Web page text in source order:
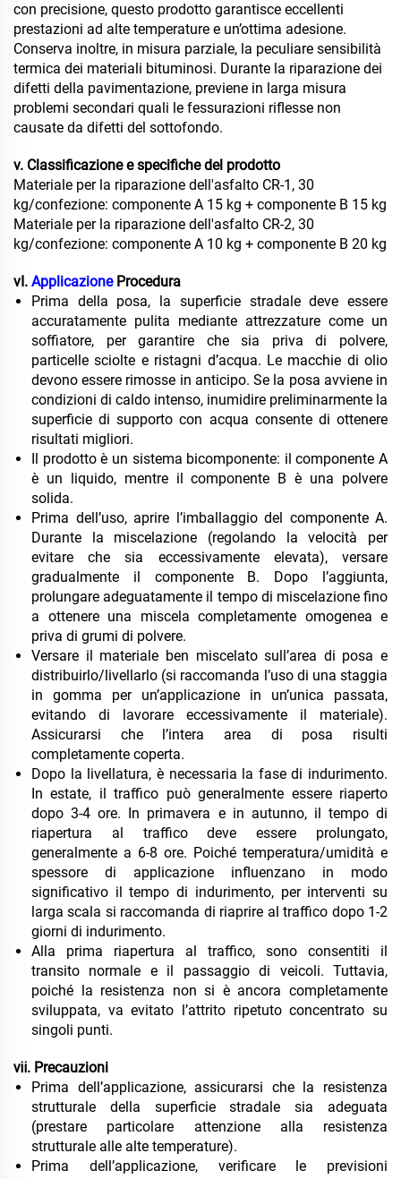
con precisione, questo prodotto garantisce eccellenti
prestazioni ad alte temperature e un’ottima adesione.
Conserva inoltre, in misura parziale, la peculiare sensibilità
termica dei materiali bituminosi. Durante la riparazione dei
difetti della pavimentazione, previene in larga misura
problemi secondari quali le fessurazioni riflesse non
causate da difetti del sottofondo.
v. Classificazione e specifiche del prodotto
Materiale per la riparazione dell'asfalto CR-1, 30
kg/confezione: componente A 15 kg + componente B 15 kg
Materiale per la riparazione dell'asfalto CR-2, 30
kg/confezione: componente A 10 kg + componente B 20 kg
vI. Applicazione Procedura
Prima della posa, la superficie stradale deve essere
accuratamente pulita mediante attrezzature come un
soffiatore, per garantire che sia priva di polvere,
particelle sciolte e ristagni d’acqua. Le macchie di olio
devono essere rimosse in anticipo. Se la posa avviene in
condizioni di caldo intenso, inumidire preliminarmente la
superficie di supporto con acqua consente di ottenere
risultati migliori.
Il prodotto è un sistema bicomponente: il componente A
è un liquido, mentre il componente B è una polvere
solida.
Prima dell’uso, aprire l’imballaggio del componente A.
Durante la miscelazione (regolando la velocità per
evitare che sia eccessivamente elevata), versare
gradualmente il componente B. Dopo l’aggiunta,
prolungare adeguatamente il tempo di miscelazione fino
a ottenere una miscela completamente omogenea e
priva di grumi di polvere.
Versare il materiale ben miscelato sull’area di posa e
distribuirlo/livellarlo (si raccomanda l’uso di una staggia
in gomma per un’applicazione in un’unica passata,
evitando di lavorare eccessivamente il materiale).
Assicurarsi che l’intera area di posa risulti
completamente coperta.
Dopo la livellatura, è necessaria la fase di indurimento.
In estate, il traffico può generalmente essere riaperto
dopo 3-4 ore. In primavera e in autunno, il tempo di
riapertura al traffico deve essere prolungato,
generalmente a 6-8 ore. Poiché temperatura/umidità e
spessore di applicazione influenzano in modo
significativo il tempo di indurimento, per interventi su
larga scala si raccomanda di riaprire al traffico dopo 1-2
giorni di indurimento.
Alla prima riapertura al traffico, sono consentiti il
transito normale e il passaggio di veicoli. Tuttavia,
poiché la resistenza non si è ancora completamente
sviluppata, va evitato l’attrito ripetuto concentrato su
singoli punti.
ⅶ. Precauzioni
Prima dell’applicazione, assicurarsi che la resistenza
strutturale della superficie stradale sia adeguata
(prestare particolare attenzione alla resistenza
strutturale alle alte temperature).
Prima dell’applicazione, verificare le previsioni